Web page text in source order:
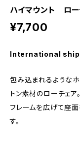
ハイマウント ロー
¥7,700
International
包み込まれるような
トン素材のローチェア。
フレームを広げて座
す。